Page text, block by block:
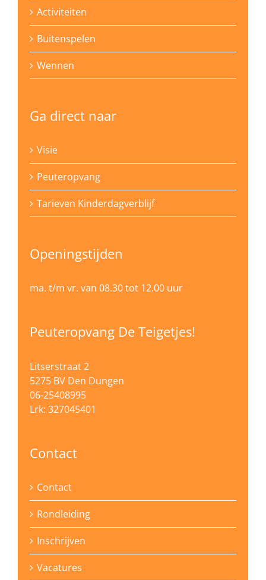
Activiteiten
Buitenspelen
Wennen
Ga direct naar
Visie
Peuteropvang
Tarieven Kinderdagverblijf
Openingstijden
ma. t/m vr. van 08.30 tot 12.00 uur
Peuteropvang De Teigetjes!
Litserstraat 2
5275 BV Den Dungen
06-25408995
Lrk: 327045401
Contact
Contact
Rondleiding
Inschrijven
Vacatures